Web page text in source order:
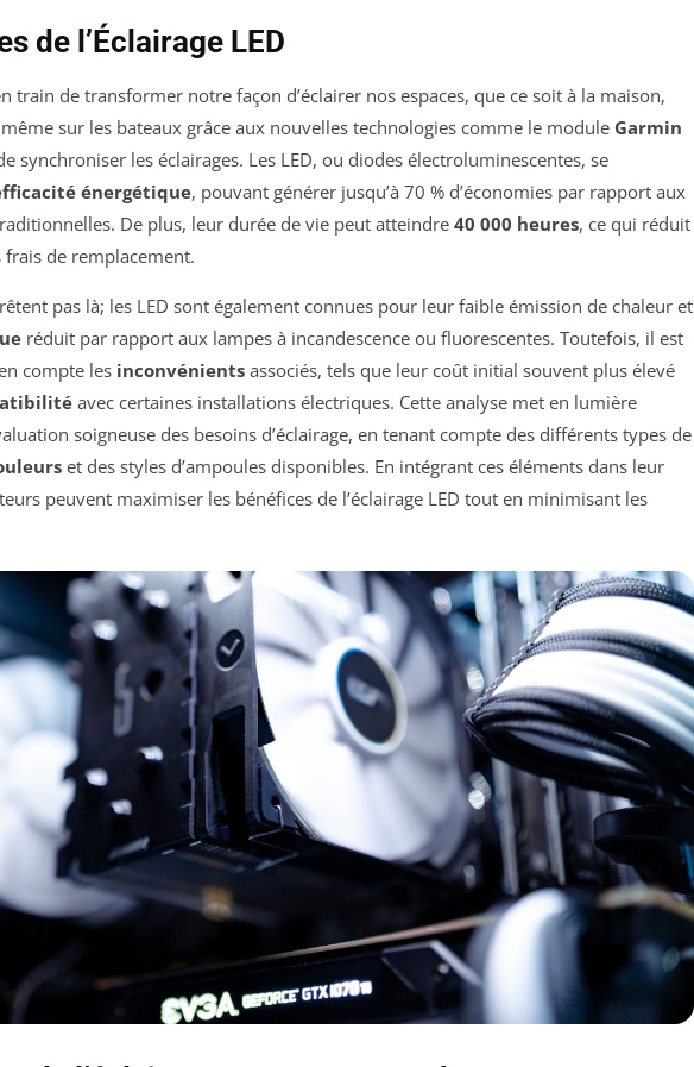
de l’Éclairage LED
train de transformer notre façon d’éclairer nos espaces, que ce soit à la maison,
sur les bateaux grâce aux nouvelles technologies comme le module Garmin
synchroniser les éclairages. Les LED, ou diodes électroluminescentes, se
énergétique, pouvant générer jusqu’à 70 % d’économies par rapport aux
De plus, leur durée de vie peut atteindre 40 000 heures, ce qui réduit
de remplacement.
pas là; les LED sont également connues pour leur faible émission de chaleur et
réduit par rapport aux lampes à incandescence ou fluorescentes. Toutefois, il est
compte les inconvénients associés, tels que leur coût initial souvent plus élevé
avec certaines installations électriques. Cette analyse met en lumière
soigneuse des besoins d’éclairage, en tenant compte des différents types de
et des styles d’ampoules disponibles. En intégrant ces éléments dans leur
peuvent maximiser les bénéfices de l’éclairage LED tout en minimisant les